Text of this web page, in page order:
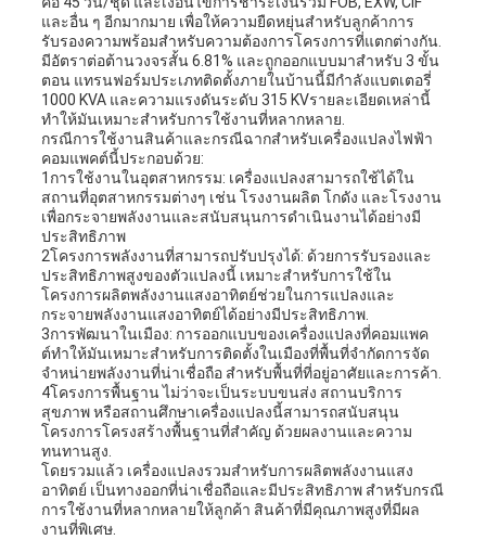
และอื่น ๆ อีกมากมาย เพื่อให้ความยืดหยุ่นสําหรับลูกค้าการ
รับรองความพร้อมสําหรับความต้องการโครงการที่แตกต่างกัน.
มีอัตราต่อต้านวงจรสั้น 6.81% และถูกออกแบบมาสําหรับ 3 ขั้น
ตอน แทรนฟอร์มประเภทติดตั้งภายในบ้านนี้มีกําลังแบตเตอรี่
1000 KVA และความแรงดันระดับ 315 KVรายละเอียดเหล่านี้
ทําให้มันเหมาะสําหรับการใช้งานที่หลากหลาย.
กรณีการใช้งานสินค้าและกรณีฉากสําหรับเครื่องแปลงไฟฟ้า
คอมแพคต์นี้ประกอบด้วย:
1การใช้งานในอุตสาหกรรม: เครื่องแปลงสามารถใช้ได้ใน
สถานที่อุตสาหกรรมต่างๆ เช่น โรงงานผลิต โกดัง และโรงงาน
เพื่อกระจายพลังงานและสนับสนุนการดําเนินงานได้อย่างมี
ประสิทธิภาพ
2โครงการพลังงานที่สามารถปรับปรุงได้: ด้วยการรับรองและ
ประสิทธิภาพสูงของตัวแปลงนี้ เหมาะสําหรับการใช้ใน
โครงการผลิตพลังงานแสงอาทิตย์ช่วยในการแปลงและ
กระจายพลังงานแสงอาทิตย์ได้อย่างมีประสิทธิภาพ.
3การพัฒนาในเมือง: การออกแบบของเครื่องแปลงที่คอมแพค
ต์ทําให้มันเหมาะสําหรับการติดตั้งในเมืองที่พื้นที่จํากัดการจัด
จําหน่ายพลังงานที่น่าเชื่อถือ สําหรับพื้นที่ที่อยู่อาศัยและการค้า.
4โครงการพื้นฐาน ไม่ว่าจะเป็นระบบขนส่ง สถานบริการ
สุขภาพ หรือสถานศึกษาเครื่องแปลงนี้สามารถสนับสนุน
โครงการโครงสร้างพื้นฐานที่สําคัญ ด้วยผลงานและความ
ทนทานสูง.
โดยรวมแล้ว เครื่องแปลงรวมสําหรับการผลิตพลังงานแสง
อาทิตย์ เป็นทางออกที่น่าเชื่อถือและมีประสิทธิภาพ สําหรับกรณี
การใช้งานที่หลากหลายให้ลูกค้า สินค้าที่มีคุณภาพสูงที่มีผล
งานที่พิเศษ.